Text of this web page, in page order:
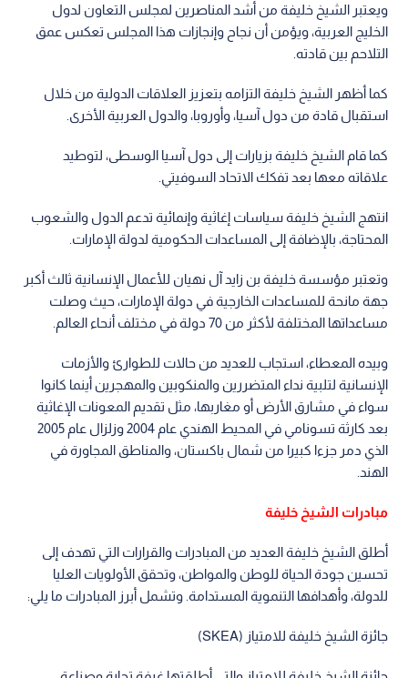
ويعتبر الشيخ خليفة من أشد المناصرين لمجلس التعاون لدول
الخليج العربية، ويؤمن أن نجاح وإنجازات هذا المجلس تعكس عمق
التلاحم بين قادته.
كما أظهر الشيخ خليفة التزامه بتعزيز العلاقات الدولية من خلال
استقبال قادة من دول آسيا، وأوروبا، والدول العربية الأخرى.
كما قام الشيخ خليفة بزيارات إلى دول آسيا الوسطى، لتوطيد
علاقاته معها بعد تفكك الاتحاد السوفيتي.
انتهج الشيخ خليفة سياسات إغاثية وإنمائية تدعم الدول والشعوب
المحتاجة، بالإضافة إلى المساعدات الحكومية لدولة الإمارات.
وتعتبر مؤسسة خليفة بن زايد آل نهيان للأعمال الإنسانية ثالث أكبر
جهة مانحة للمساعدات الخارجية في دولة الإمارات، حيث وصلت
مساعداتها المختلفة لأكثر من 70 دولة في مختلف أنحاء العالم.
وبيده المعطاء، استجاب للعديد من حالات للطوارئ والأزمات
الإنسانية لتلبية نداء المتضررين والمنكوبين والمهجرين أينما كانوا
سواء في مشارق الأرض أو مغاربها، مثل تقديم المعونات الإغاثية
بعد كارثة تسونامي في المحيط الهندي عام 2004 وزلزال عام 2005
الذي دمر جزءا كبيرا من شمال باكستان، والمناطق المجاورة في
الهند.
مبادرات الشيخ خليفة
أطلق الشيخ خليفة العديد من المبادرات والقرارات التي تهدف إلى
تحسين جودة الحياة للوطن والمواطن، وتحقق الأولويات العليا
للدولة، وأهدافها التنموية المستدامة. وتشمل أبرز المبادرات ما يلي:
جائزة الشيخ خليفة للامتياز (SKEA)